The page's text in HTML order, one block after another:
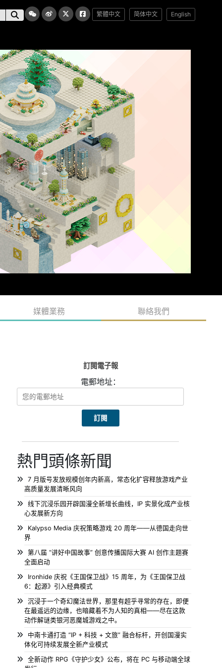
繁體中文 简体中文 English
媒體業務 聯絡我們
訂閱電子報
電郵地址：
熱門頭條新聞
7 月版号发放规模创年内新高，常态化扩容释放游戏产业
高质量发展清晰风向
线下沉浸乐园开辟国漫全新增长曲线，IP 实景化成产业核
心发展新方向
Kalypso Media 庆祝策略游戏 20 周年——从德国走向世
界
第八届 “讲好中国故事” 创意传播国际大赛 AI 创作主题赛
全面启动
Ironhide 庆祝《王国保卫战》15 周年，为《王国保卫战
6：起源》引入经典模式
沉浸于一个奇幻魔法世界，那里有超乎寻常的存在，即便
在最遥远的边缘，也暗藏着不为人知的真相——尽在这款
动作解谜类银河恶魔城游戏之中。
中南卡通打造 “IP + 科技 + 文旅” 融合标杆，开创国漫实
体化可持续发展全新产业模式
全新动作 RPG《守护少女》公布，将在 PC 与移动端全球